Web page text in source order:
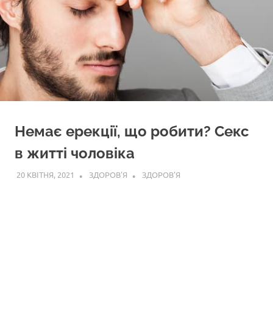
Немає ерекції, що робити? Секс
в житті чоловіка
20 КВІТНЯ, 2021 ЗДОРОВ'Я ЗДОРОВ'Я